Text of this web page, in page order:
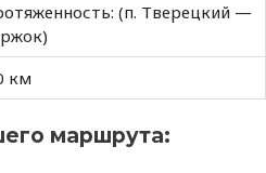
(п. Тверецкий —
км
маршрута: